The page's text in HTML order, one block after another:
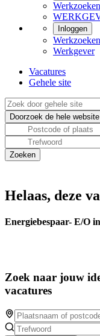
Inloggen
Werkgever
Vacatures
Gehele site
Helaas, deze
Energiebespaar- E/O
Zoek naar jouw
vacatures